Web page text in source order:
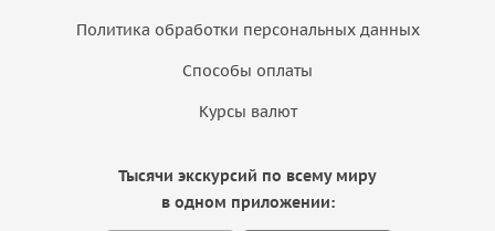
Политика обработки персональных данных
Способы оплаты
Курсы валют
Тысячи экскурсий по всему миру
в одном приложении: